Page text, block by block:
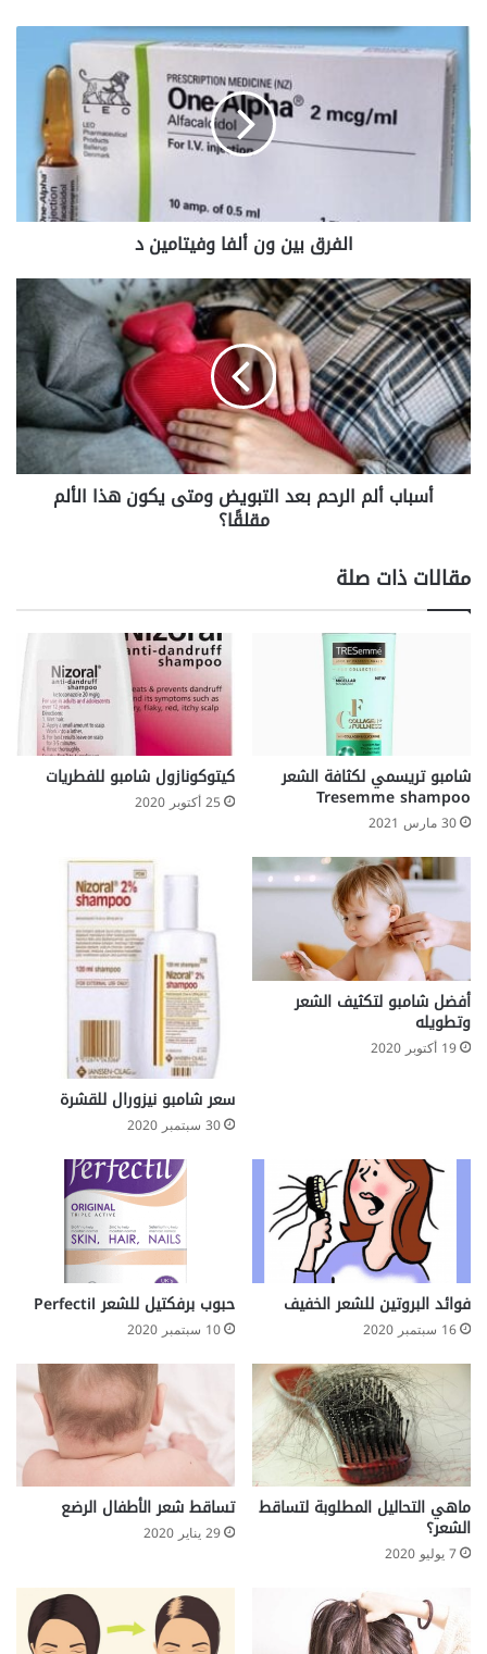
الفرق
بين
ون
ألفا
وفيتامين
د
الفرق بين ون ألفا وفيتامين د
أسباب
ألم
الرحم
بعد
التبويض
ومتى
يكون
هذا
الألم
مقلقًا؟أسباب ألم الرحم بعد التبويض ومتى يكون هذا الألم
مقلقًا؟
مقالات ذات صلة
شامبو تريسمي لكثافة الشعر
Tresemme shampoo
30 مارس 2021
كيتوكونازول شامبو للفطريات
25 أكتوبر 2020
أفضل شامبو لتكثيف الشعر
وتطويله
19 أكتوبر 2020
سعر شامبو نيزورال للقشرة
30 سبتمبر 2020
فوائد البروتين للشعر الخفيف
16 سبتمبر 2020
حبوب برفكتيل للشعر Perfectil
10 سبتمبر 2020
ماهي التحاليل المطلوبة لتساقط
الشعر؟
7 يوليو 2020
تساقط شعر الأطفال الرضع
29 يناير 2020